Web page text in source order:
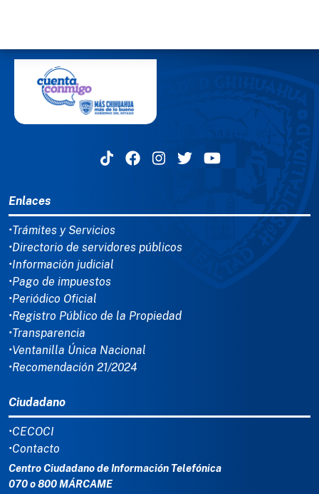
Enlaces
•Trámites y Servicios
•Directorio de servidores públicos
•Información judicial
•Pago de impuestos
•Periódico Oficial
•Registro Público de la Propiedad
•Transparencia
•Ventanilla Única Nacional
•Recomendación 21/2024
Ciudadano
•CECOCI
•Contacto
Centro Ciudadano de Información Telefónica
070 o 800 MÁRCAME